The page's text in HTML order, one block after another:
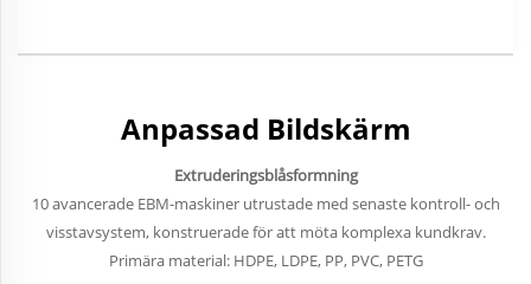
Anpassad Bildskärm
Extruderingsblåsformning
10 avancerade EBM-maskiner utrustade med senaste kontroll- och
visstavsystem, konstruerade för att möta komplexa kundkrav.
Primära material: HDPE, LDPE, PP, PVC, PETG